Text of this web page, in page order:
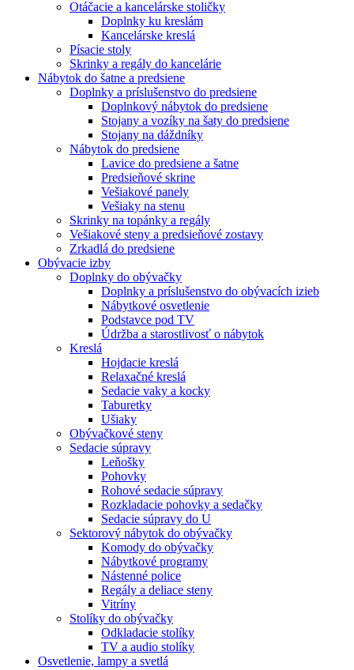
Otáčacie a kancelárske stoličky
Doplnky ku kreslám
Kancelárske kreslá
Písacie stoly
Skrinky a regály do kancelárie
Nábytok do šatne a predsiene
Doplnky a príslušenstvo do predsiene
Doplnkový nábytok do predsiene
Stojany a vozíky na šaty do predsiene
Stojany na dáždníky
Nábytok do predsiene
Lavice do predsiene a šatne
Predsieňové skrine
Vešiakové panely
Vešiaky na stenu
Skrinky na topánky a regály
Vešiakové steny a predsieňové zostavy
Zrkadlá do predsiene
Obývacie izby
Doplnky do obývačky
Doplnky a príslušenstvo do obývacích izieb
Nábytkové osvetlenie
Podstavce pod TV
Údržba a starostlivosť o nábytok
Kreslá
Hojdacie kreslá
Relaxačné kreslá
Sedacie vaky a kocky
Taburetky
Ušiaky
Obývačkové steny
Sedacie súpravy
Leňošky
Pohovky
Rohové sedacie súpravy
Rozkladacie pohovky a sedačky
Sedacie súpravy do U
Sektorový nábytok do obývačky
Komody do obývačky
Nábytkové programy
Nástenné police
Regály a deliace steny
Vitríny
Stolíky do obývačky
Odkladacie stolíky
TV a audio stolíky
Osvetlenie, lampy a svetlá